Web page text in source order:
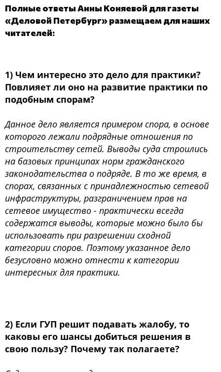
Полные ответы Анны Коняевой для газеты
«Деловой Петербург» размещаем для наших
читателей:
1) Чем интересно это дело для практики?
Повлияет ли оно на развитие практики по
подобным спорам?
Данное дело является примером спора, в основе
которого лежали подрядные отношения по
строительству сетей. Выводы суда строились
на базовых принципах норм гражданского
законодательства о подряде. В то же время, в
спорах, связанных с принадлежностью сетевой
инфраструктуры, разграничением прав на
сетевое имущество - практически всегда
содержатся выводы, которые можно было бы
использовать при разрешении сходной
категории споров. Поэтому указанное дело
безусловно можно отнести к категории
интересных для практики.
2) Если ГУП решит подавать жалобу, то
каковы его шансы добиться решения в
свою пользу? Почему так полагаете?